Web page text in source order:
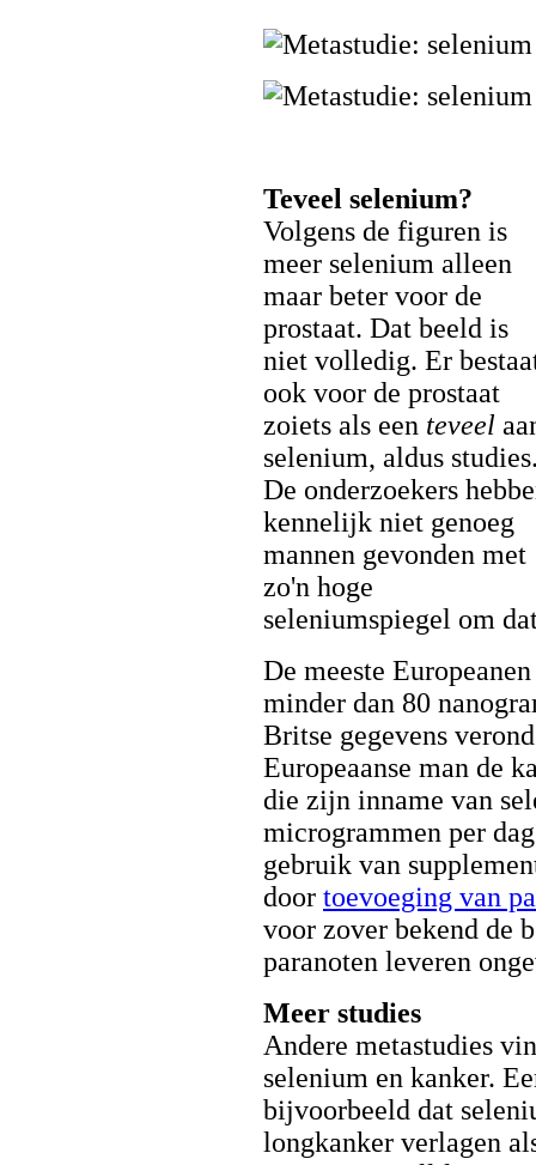
Teveel selenium?
Volgens de figuren is
meer selenium alleen
maar beter voor de
prostaat. Dat beeld is
niet volledig. Er
ook voor de prostaat
zoiets als een teveel
selenium, aldus
De onderzoekers
kennelijk niet genoeg
mannen gevonden met
zo'n hoge
seleniumspiegel om
De meeste
minder dan 80
Britse gegevens
Europeaanse man de
die zijn inname van
microgrammen per
gebruik van
door toevoeging van
voor zover bekend de
paranoten leveren
Meer studies
Andere metastudies
selenium en kanker.
bijvoorbeeld dat
longkanker verlagen